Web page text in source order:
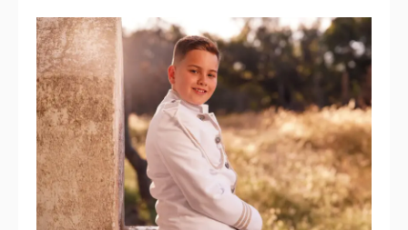
Reportaje
de
fotos
de
comunión
en
la
playa: